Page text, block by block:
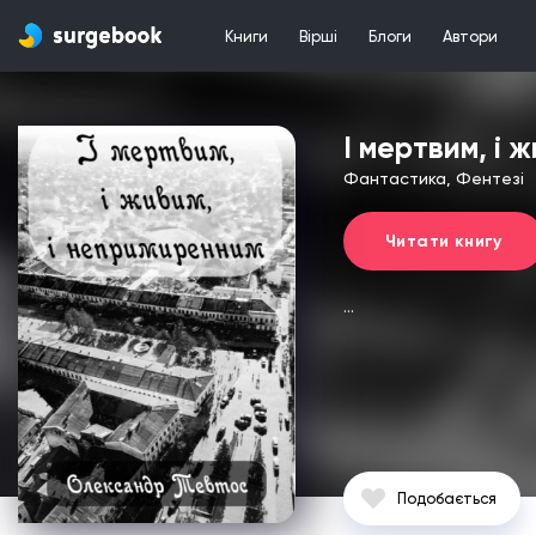
Книги Вірші Блоги Автори
І мертвим, і
Фантастика, Фентезі
Читати книгу
...
Подобається